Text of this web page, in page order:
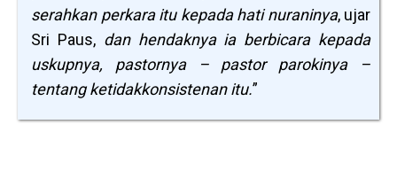
serahkan perkara itu kepada hati nuraninya, ujar
Sri Paus, dan hendaknya ia berbicara kepada
uskupnya, pastornya – pastor parokinya –
tentang ketidakkonsistenan itu.”